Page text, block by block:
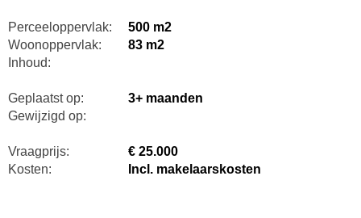
Perceeloppervlak:
500 m2
Woonoppervlak:
83 m2
Inhoud:
Geplaatst op:
3+ maanden
Gewijzigd op:
Vraagprijs:
€ 25.000
Kosten:
Incl. makelaarskosten